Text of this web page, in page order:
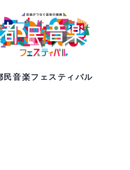
民音楽フェスティバル